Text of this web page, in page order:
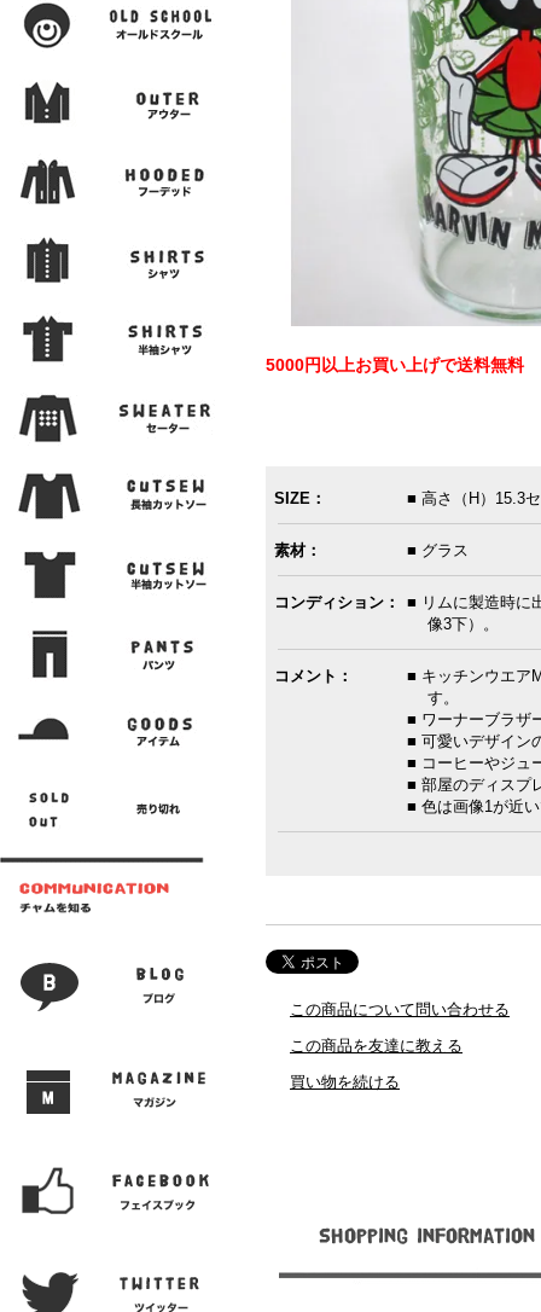
5000円以上お買い上げで送料無料
SIZE： ■ 高さ（H）15.3
素材： ■ グラス
コンディション：
■ リムに製造時に
像3下）。
コメント：
■ キッチンウエア
す。
■ ワーナーブラザ
■ 可愛いデザイン
■ コーヒーやジュ
■ 部屋のディスプ
■ 色は画像1が近
この商品について問い合わせる
この商品を友達に教える
買い物を続ける